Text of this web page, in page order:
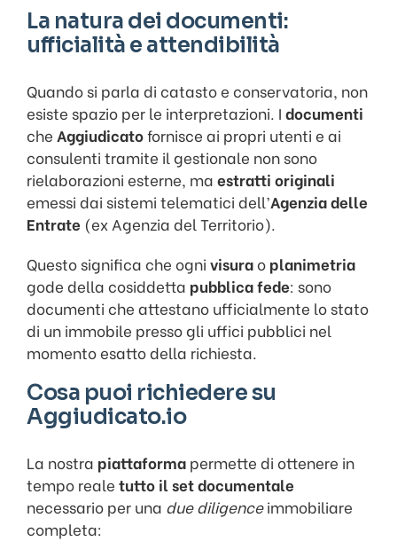
La natura dei documenti:
ufficialità e attendibilità
Quando si parla di catasto e conservatoria, non
esiste spazio per le interpretazioni. I documenti
che Aggiudicatofornisce ai propri utenti e ai
consulenti tramite il gestionale non sono
rielaborazioni esterne, ma estratti originali
emessi dai sistemi telematici dell’Agenzia delle
Entrate (ex Agenzia del Territorio).
Questo significa che ogni visurao planimetria
gode della cosiddetta pubblica fede: sono
documenti che attestano ufficialmente lo stato
di un immobile presso gli uffici pubblici nel
momento esatto della richiesta.
Cosa puoi richiedere su
Aggiudicato.io
La nostra piattaforma permette di ottenere in
tempo reale tutto il set documentale
necessario per una due diligenceimmobiliare
completa: